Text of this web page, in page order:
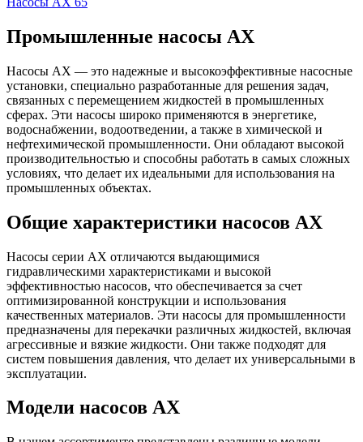
Промышленные насосы АХ
Насосы АХ — это надежные и высокоэффективные насосные
установки, специально разработанные для решения задач,
связанных с перемещением жидкостей в промышленных
сферах. Эти насосы широко применяются в энергетике,
водоснабжении, водоотведении, а также в химической и
нефтехимической промышленности. Они обладают высокой
производительностью и способны работать в самых сложных
условиях, что делает их идеальными для использования на
промышленных объектах.
Общие характеристики насосов АХ
Насосы серии АХ отличаются выдающимися
гидравлическими характеристиками и высокой
эффективностью насосов, что обеспечивается за счет
оптимизированной конструкции и использования
качественных материалов. Эти насосы для промышленности
предназначены для перекачки различных жидкостей, включая
агрессивные и вязкие жидкости. Они также подходят для
систем повышения давления, что делает их универсальными в
эксплуатации.
Модели насосов АХ